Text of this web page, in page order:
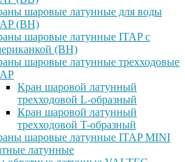
шаровые латунные для воды
(ВН)
шаровые латунные ITAP с
(ВН)
шаровые латунные трехходовые
Кран шаровой латунный
трехходовой L-образный
Кран шаровой латунный
трехходовой T-образный
шаровые латунные ITAP MINI
латунные